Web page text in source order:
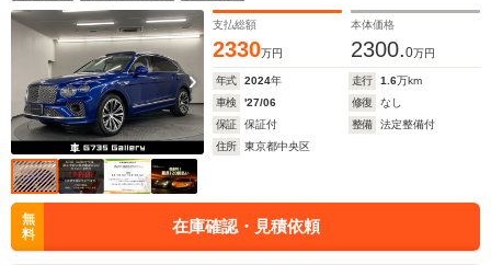
支払総額
2330万円
本体価格
2300.0万円
年式 2024年 走行 1.6万km
車検
'27/06 修復
なし
保証
保証付 整備
法定整備付
住所
東京都中央区
無
料
在庫確認・見積依頼